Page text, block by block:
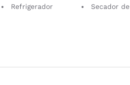
Refrigerador
Secador de